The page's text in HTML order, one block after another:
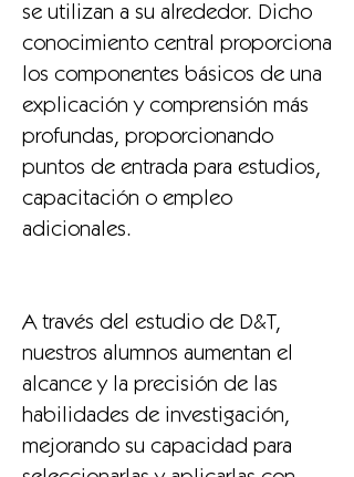
se utilizan a su alrededor. Dicho
conocimiento central proporciona
los componentes básicos de una
explicación y comprensión más
profundas, proporcionando
puntos de entrada para estudios,
capacitación o empleo
adicionales.
A través del estudio de D&T,
nuestros alumnos aumentan el
alcance y la precisión de las
habilidades de investigación,
mejorando su capacidad para